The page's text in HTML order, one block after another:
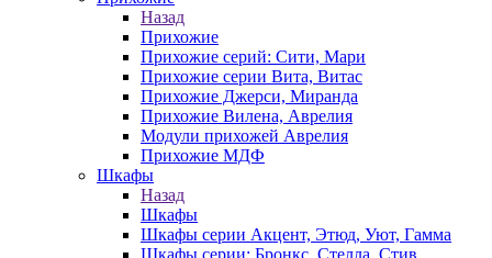
Назад
Прихожие
Прихожие серий: Сити, Мари
Прихожие серии Вита, Витас
Прихожие Джерси, Миранда
Прихожие Вилена, Аврелия
Модули прихожей Аврелия
Прихожие МДФ
Шкафы
Назад
Шкафы
Шкафы серии Акцент, Этюд, Уют, Гамма
Шкафы серии: Бронкс, Стелла, Стив